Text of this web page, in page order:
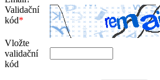
Validační
kód*
Vložte
validační
kód